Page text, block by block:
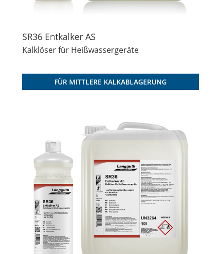
SR36 Entkalker AS
Kalklöser für Heißwassergeräte
FÜR MITTLERE KALKABLAGERUNG